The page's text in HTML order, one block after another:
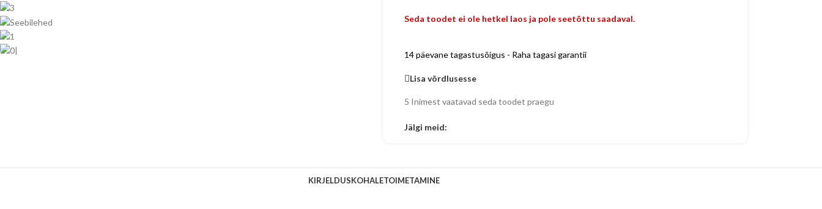
Seda toodet ei ole hetkel laos ja pole seetõttu saadaval.
14 päevane tagastusõigus - Raha tagasi garantii
Lisa võrdlusesse
5 Inimest vaatavad seda toodet praegu
Jälgi meid:
KIRJELDUSKOHALETOIMETAMINE